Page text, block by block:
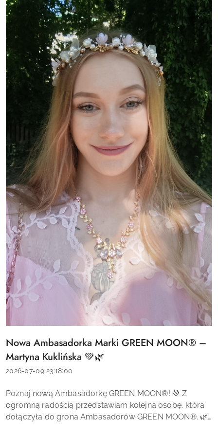
Tytuł
artykułu:
Nowa Ambasadorka Marki GREEN MOON® –
Martyna Kuklińska 💚🌿
Data
2026-07-09 23:18:00
Treść
artykułu:
Poznaj nową Ambasadorkę GREEN MOON®! 💚 Z
ogromną radością przedstawiam kolejną osobę, która
dołączyła do grona Ambasadorów GREEN MOON®. 🌿